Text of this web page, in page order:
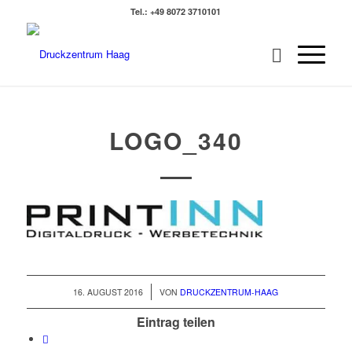
Tel.: +49 8072 3710101
LOGO_340
16. AUGUST 2016
/ VON DRUCKZENTRUM-HAAG
Eintrag teilen